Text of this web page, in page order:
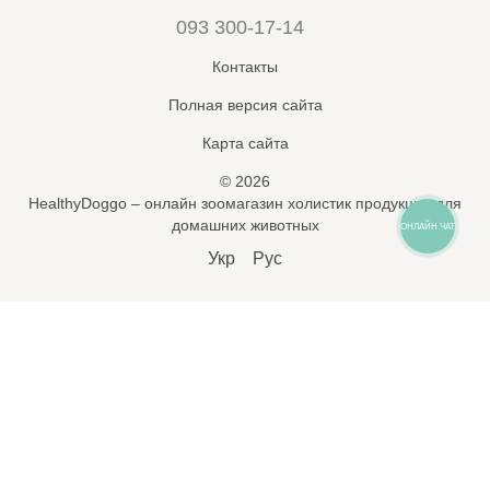
093 300-17-14
Контакты
Полная версия сайта
Карта сайта
© 2026
HealthyDoggo – онлайн зоомагазин холистик продукции для
домашних животных
Укр Рус
ОНЛАЙН ЧАТ